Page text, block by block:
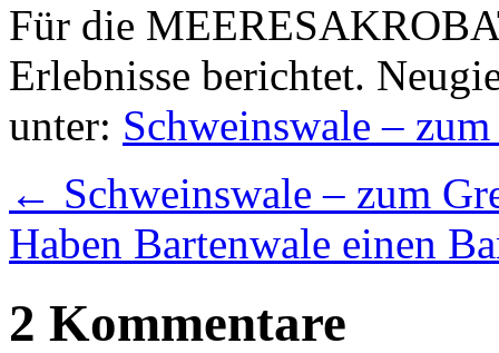
Für die
Erlebnisse berichtet.
unter: Schweinswale –
← Schweinswale – zum
Haben Bartenwale einen
2 Kommentare